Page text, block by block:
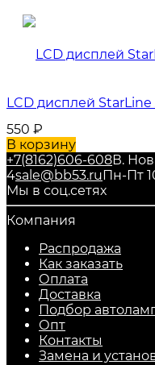
LCD дисплей
550 ₽
В корзину
+7(8162)606-608В.
4sale@bb53.ruПн-Пт
Мы в соц.сетях
Компания
Распродажа
Как заказать
Оплата
Доставка
Подбор
Опт
Контакты
Замена и